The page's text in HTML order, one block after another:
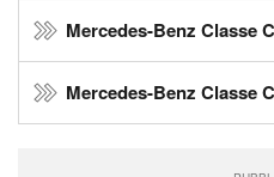
Mercedes-Benz Classe
Mercedes-Benz Classe